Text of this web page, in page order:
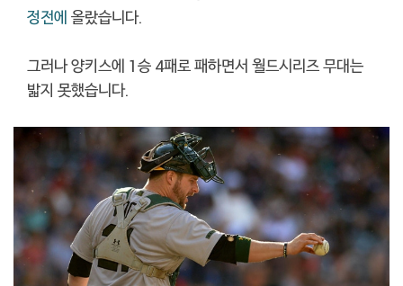
정전에 올랐습니다.
그러나 양키스에 1승 4패로 패하면서 월드시리즈 무대는
밟지 못했습니다.